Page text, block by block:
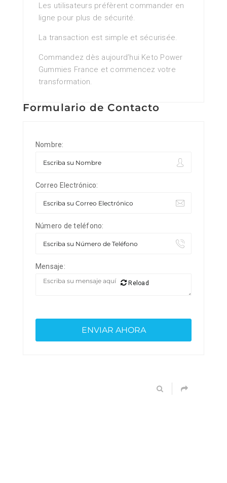
Les utilisateurs préfèrent commander en
ligne pour plus de sécurité.
La transaction est simple et sécurisée.
Commandez dès aujourd’hui Keto Power
Gummies France et commencez votre
transformation.
Formulario de Contacto
Nombre:
Correo Electrónico:
Número de teléfono:
Mensaje:
Reload